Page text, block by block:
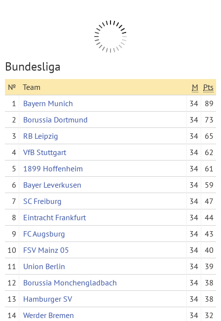
Bundesliga
№ Team M Pts
1
Bayern Munich 34
89
2
Borussia Dortmund 34
73
3
RB Leipzig 34
65
4
VfB Stuttgart 34
62
5
1899 Hoffenheim 34
61
6
Bayer Leverkusen 34
59
7
SC Freiburg 34
47
8
Eintracht Frankfurt 34
44
9
FC Augsburg 34
43
10
FSV Mainz 05 34
40
11
Union Berlin 34
39
12
Borussia Monchengladbach 34
38
13
Hamburger SV 34
38
14
Werder Bremen 34
32